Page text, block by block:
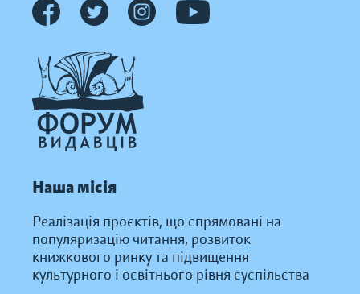
Наша місія
Реалізація проєктів, що спрямовані на
популяризацію читання, розвиток
книжкового ринку та підвищення
культурного і освітнього рівня суспільства